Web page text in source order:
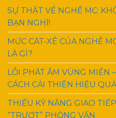
SỰ THẬT VỀ NGHỀ MC:
BẠN NGHĨ!
MỨC CÁT-XÊ CỦA NGHỀ
LÀ GÌ?
LỖI PHÁT ÂM VÙNG MIỀN
CÁCH CẢI THIỆN HIỆU QUẢ
THIẾU KỸ NĂNG GIAO
“TRƯỢT” PHỎNG VẤN